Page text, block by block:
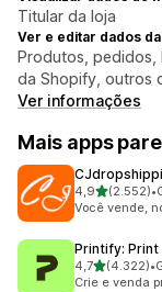
Titular da loja
Ver e editar dados
Produtos, pedidos,
da Shopify, outros
Ver informações
Mais apps
4,9de 5(2.552)
2552 •
Você vende,
Printify: Print
4,7de 5(4.322)
4322 •
Crie e venda